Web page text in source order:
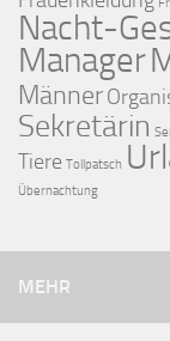
Nacht-
Manager
Männer
Sekretärin
Tiere Tollpatsch
Übernachtung
MEHR